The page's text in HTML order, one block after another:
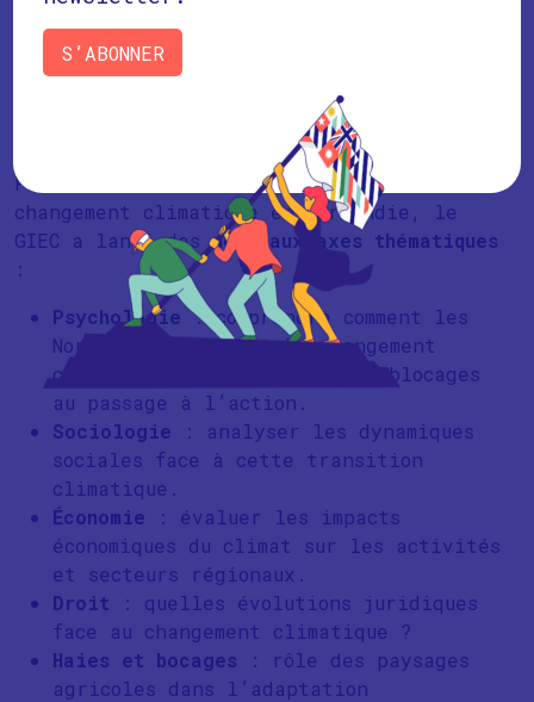
Territoires urbains, périurbains,
ruraux
Systèmes côtiers et risques naturels
Santé (pollution, maladies émergentes)
Pour enrichir la connaissance du
changement climatique en Normandie, le
GIEC a lancé desnouveaux axes thématiques
:
Psychologie : comprendre comment les
Normands perçoivent le changement
climatique et quels sont les blocages
au passage à l’action.
Sociologie : analyser les dynamiques
sociales face à cette transition
climatique.
Économie : évaluer les impacts
économiques du climat sur les activités
et secteurs régionaux.
Droit : quelles évolutions juridiques
face au changement climatique ?
Haies et bocages : rôle des paysages
agricoles dans l’adaptation
S’ABONNER